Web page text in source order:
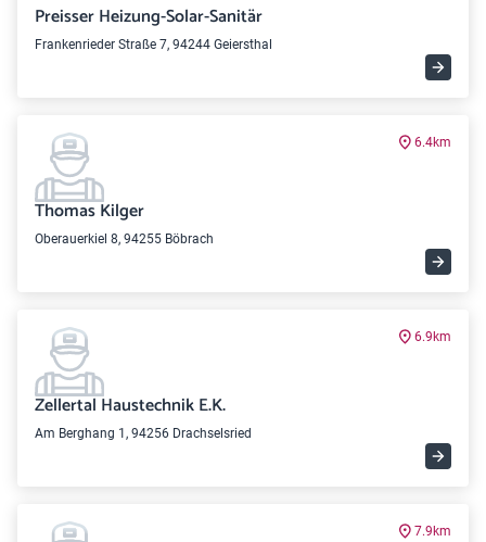
Preisser Heizung-Solar-Sanitär
Frankenrieder Straße 7, 94244 Geiersthal
6.4km
Thomas Kilger
Oberauerkiel 8, 94255 Böbrach
6.9km
Zellertal Haustechnik E.K.
Am Berghang 1, 94256 Drachselsried
7.9km